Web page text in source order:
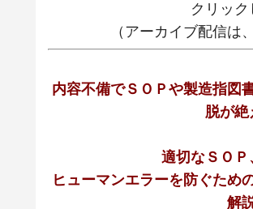
クリッ
（アーカイブ配信は
内容不備でＳＯＰや製造指図
脱が
適切なＳＯ
ヒューマンエラーを防ぐため
解